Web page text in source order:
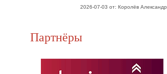
2026-07-03 от: Королёв Александр
Партнёры